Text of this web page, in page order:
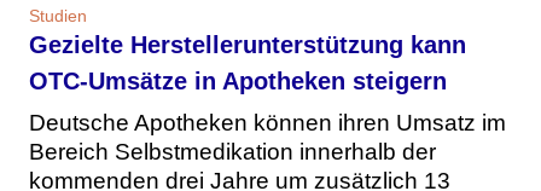
Studien
Gezielte Herstellerunterstützung kann
OTC-Umsätze in Apotheken steigern
Deutsche Apotheken können ihren Umsatz im
Bereich Selbstmedikation innerhalb der
kommenden drei Jahre um zusätzlich 13